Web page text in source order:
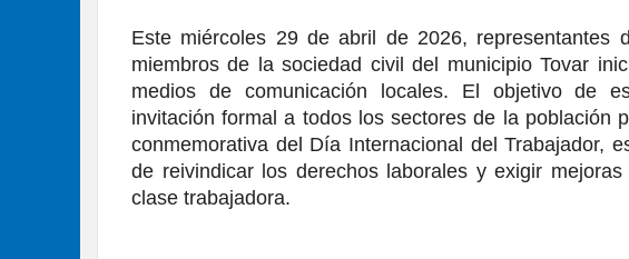
Este miércoles 29 de abril de 2026, representantes
miembros de la sociedad civil del municipio Tovar
medios de comunicación locales. El objetivo de
invitación formal a todos los sectores de la población
conmemorativa del Día Internacional del Trabajador,
de reivindicar los derechos laborales y exigir
clase trabajadora.